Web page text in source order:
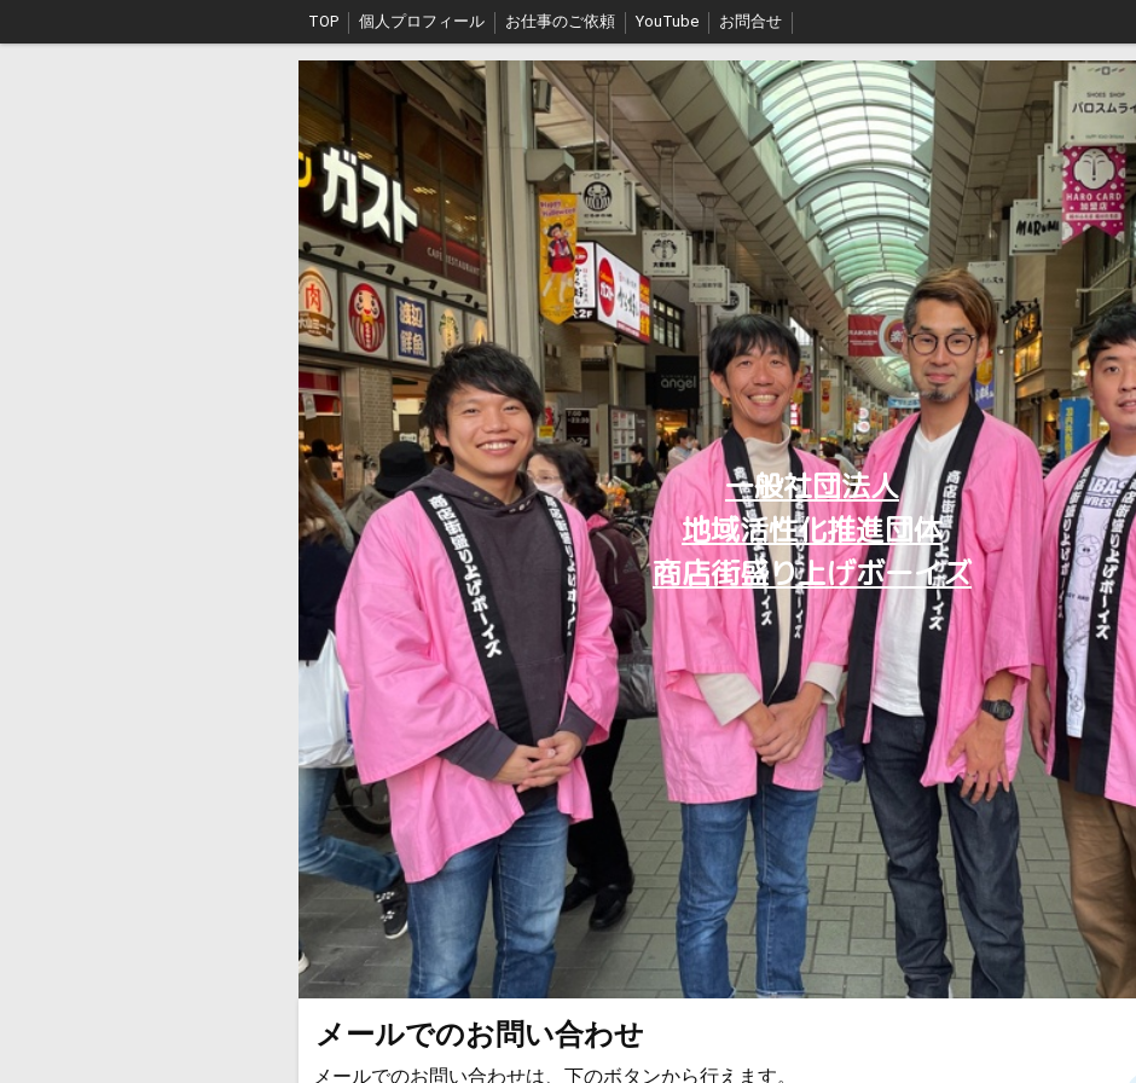
TOP 個人プロフィール お仕事のご依頼 YouTube お問合せ
一般社団法人
地域活性化推進団体
商店街盛り上げボーイズ
メールでのお問い合わせ
メールでのお問い合わせは、下のボタンから行えます。